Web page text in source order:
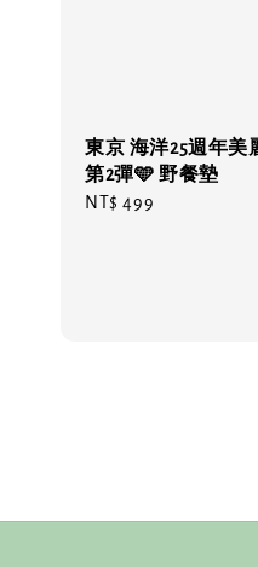
東京 海洋25週年美
第2彈🩵 野餐墊
Regular
NT$ 499